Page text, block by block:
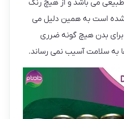
می باشد و از هیچ رنگ
است به همین دلیل می
بدن هیچ گونه ضرری
به سلامت آسیب نمی رساند.